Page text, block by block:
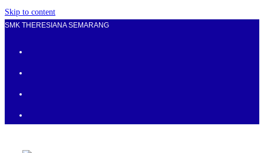
Skip to content
SMK THERESIANA SEMARANG